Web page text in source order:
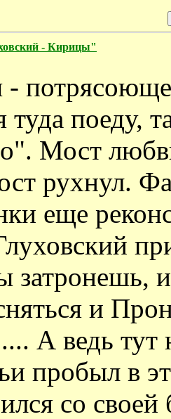
- Кирицы"
туда поеду,
Мост
рухнул.
еще
затронешь,
и
А ведь тут
пробыл в
со